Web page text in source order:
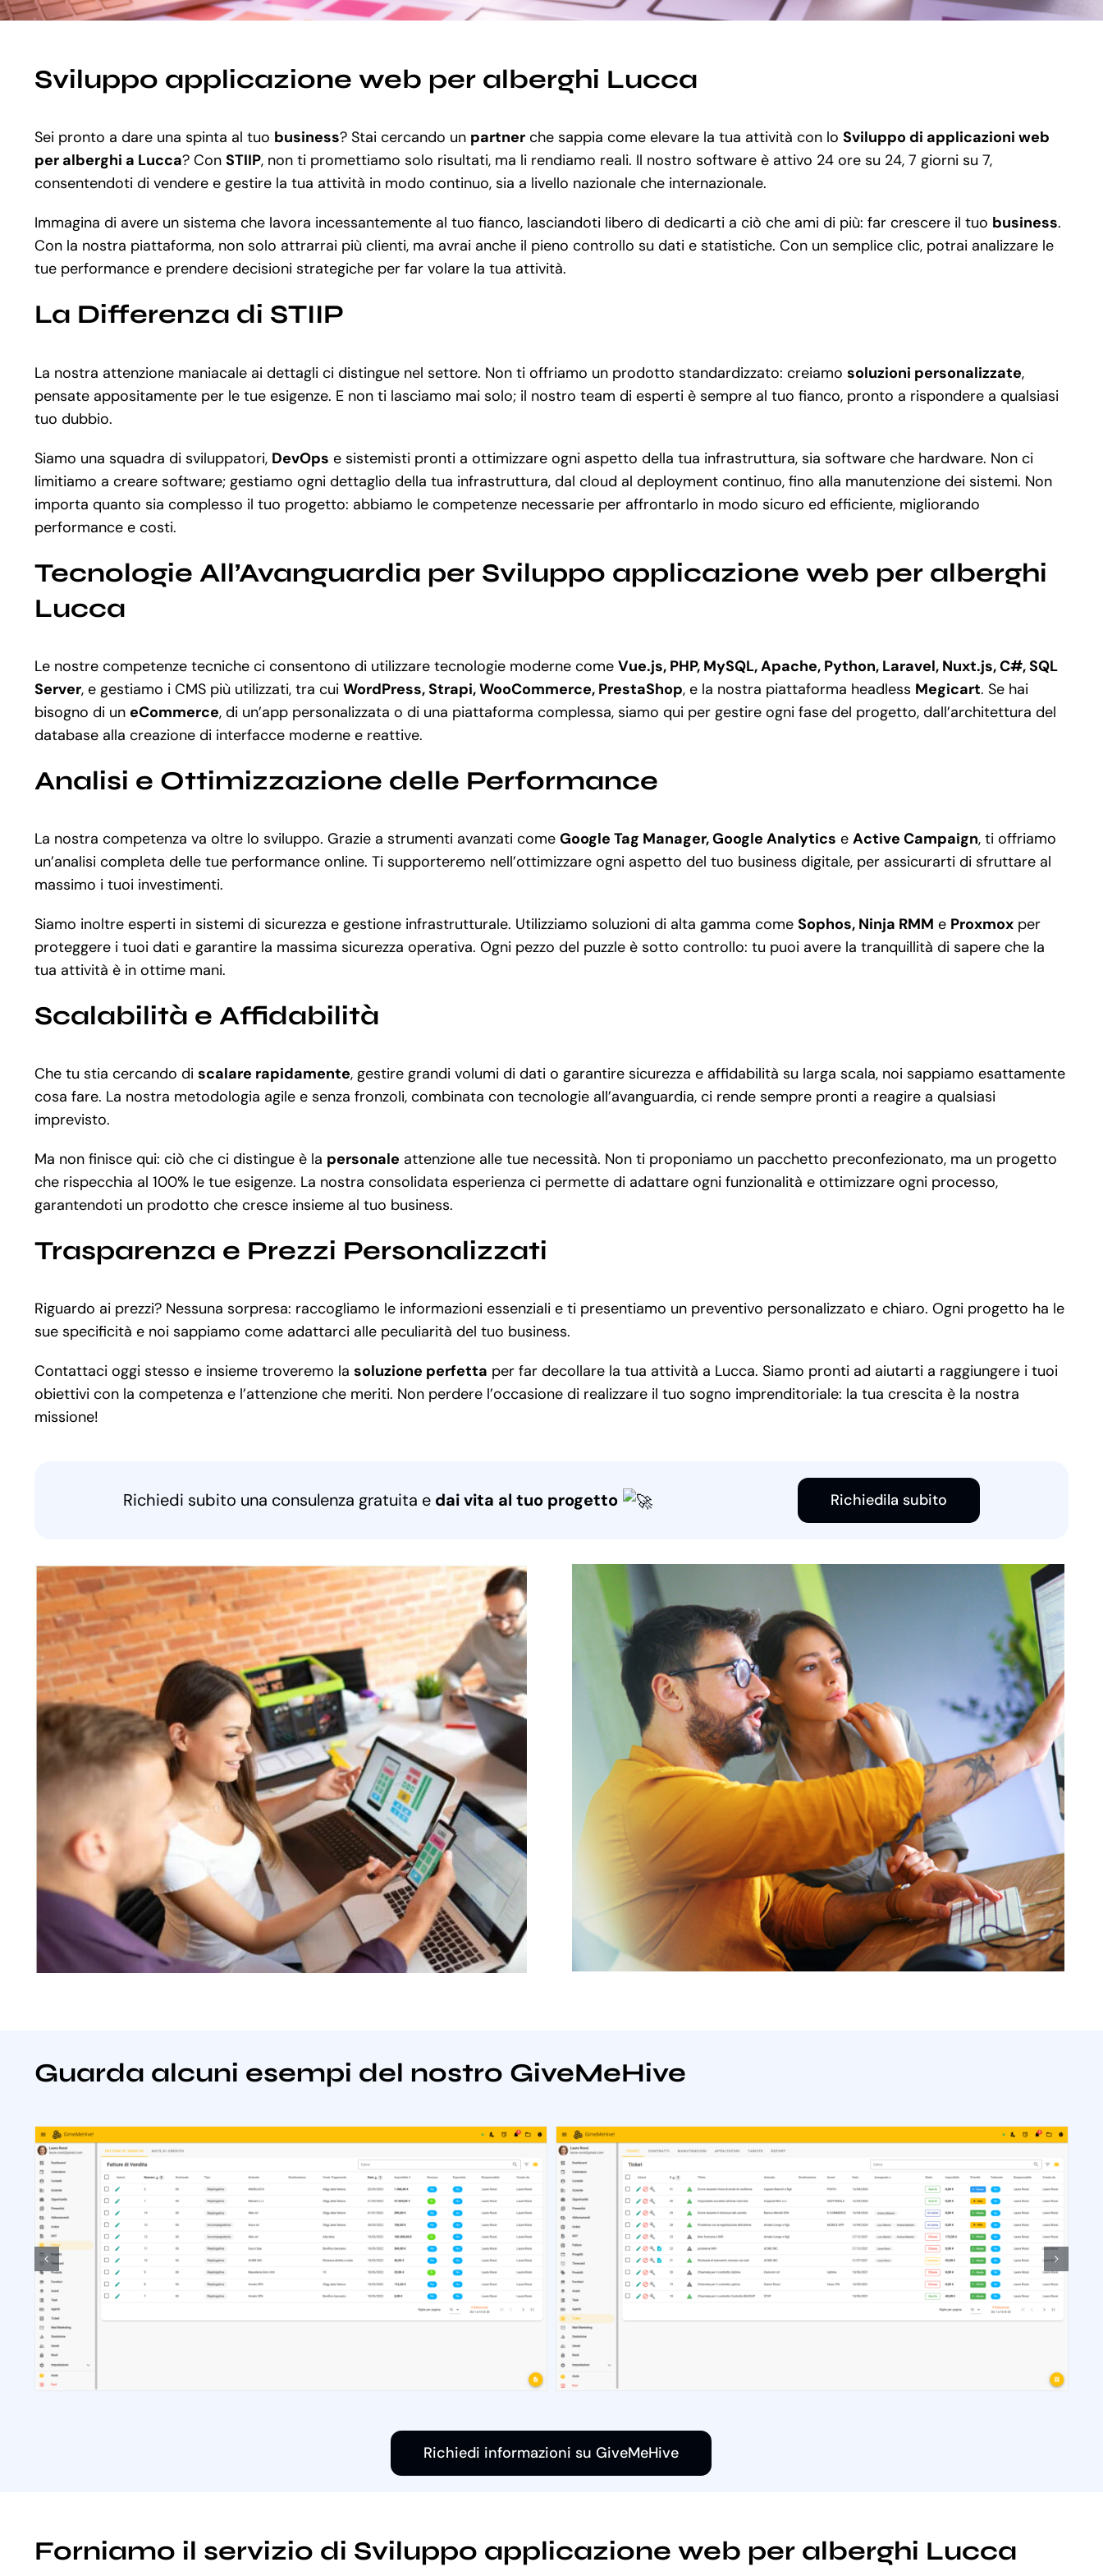
Sviluppo applicazione web per alberghi Lucca
Sei pronto a dare una spinta al tuo business? Stai cercando un partnerche sappia come elevare la tua attività con lo Sviluppo di applicazioni web
per alberghi a Lucca? Con STIIP, non ti promettiamo solo risultati, ma li rendiamo reali. Il nostro software è attivo 24 ore su 24, 7 giorni su 7,
consentendoti di vendere e gestire la tua attività in modo continuo, sia a livello nazionale che internazionale.
Immagina di avere un sistema che lavora incessantemente al tuo fianco, lasciandoti libero di dedicarti a ciò che ami di più: far crescere il tuo business.
Con la nostra piattaforma, non solo attrarrai più clienti, ma avrai anche il pieno controllo su dati e statistiche. Con un semplice clic, potrai analizzare le
tue performance e prendere decisioni strategiche per far volare la tua attività.
La Differenza di STIIP
La nostra attenzione maniacale ai dettagli ci distingue nel settore. Non ti offriamo un prodotto standardizzato: creiamo soluzioni personalizzate,
pensate appositamente per le tue esigenze. E non ti lasciamo mai solo; il nostro team di esperti è sempre al tuo fianco, pronto a rispondere a qualsiasi
tuo dubbio.
Siamo una squadra di sviluppatori, DevOps e sistemisti pronti a ottimizzare ogni aspetto della tua infrastruttura, sia software che hardware. Non ci
limitiamo a creare software; gestiamo ogni dettaglio della tua infrastruttura, dal cloud al deployment continuo, fino alla manutenzione dei sistemi. Non
importa quanto sia complesso il tuo progetto: abbiamo le competenze necessarie per affrontarlo in modo sicuro ed efficiente, migliorando
performance e costi.
Tecnologie All’Avanguardia per Sviluppo applicazione web per alberghi
Lucca
Le nostre competenze tecniche ci consentono di utilizzare tecnologie moderne come Vue.js, PHP, MySQL, Apache, Python, Laravel, Nuxt.js, C#, SQL
Server, e gestiamo i CMS più utilizzati, tra cui WordPress, Strapi, WooCommerce, PrestaShop, e la nostra piattaforma headless Megicart. Se hai
bisogno di un eCommerce, di un’app personalizzata o di una piattaforma complessa, siamo qui per gestire ogni fase del progetto, dall’architettura del
database alla creazione di interfacce moderne e reattive.
Analisi e Ottimizzazione delle Performance
La nostra competenza va oltre lo sviluppo. Grazie a strumenti avanzati come Google Tag Manager, Google Analytics e Active Campaign, ti offriamo
un’analisi completa delle tue performance online. Ti supporteremo nell’ottimizzare ogni aspetto del tuo business digitale, per assicurarti di sfruttare al
massimo i tuoi investimenti.
Siamo inoltre esperti in sistemi di sicurezza e gestione infrastrutturale. Utilizziamo soluzioni di alta gamma come Sophos, Ninja RMM e Proxmoxper
proteggere i tuoi dati e garantire la massima sicurezza operativa. Ogni pezzo del puzzle è sotto controllo: tu puoi avere la tranquillità di sapere che la
tua attività è in ottime mani.
Scalabilità e Affidabilità
Che tu stia cercando di scalare rapidamente, gestire grandi volumi di dati o garantire sicurezza e affidabilità su larga scala, noi sappiamo esattamente
cosa fare. La nostra metodologia agile e senza fronzoli, combinata con tecnologie all’avanguardia, ci rende sempre pronti a reagire a qualsiasi
imprevisto.
Ma non finisce qui: ciò che ci distingue è la personale attenzione alle tue necessità. Non ti proponiamo un pacchetto preconfezionato, ma un progetto
che rispecchia al 100% le tue esigenze. La nostra consolidata esperienza ci permette di adattare ogni funzionalità e ottimizzare ogni processo,
garantendoti un prodotto che cresce insieme al tuo business.
Trasparenza e Prezzi Personalizzati
Riguardo ai prezzi? Nessuna sorpresa: raccogliamo le informazioni essenziali e ti presentiamo un preventivo personalizzato e chiaro. Ogni progetto ha le
sue specificità e noi sappiamo come adattarci alle peculiarità del tuo business.
Contattaci oggi stesso e insieme troveremo la soluzione perfetta per far decollare la tua attività a Lucca. Siamo pronti ad aiutarti a raggiungere i tuoi
obiettivi con la competenza e l’attenzione che meriti. Non perdere l’occasione di realizzare il tuo sogno imprenditoriale: la tua crescita è la nostra
missione!
Richiedi subito una consulenza gratuita e dai vita al tuo progetto Richiedila subito
Guarda alcuni esempi del nostro GiveMeHive
Richiedi informazioni su GiveMeHive
Forniamo il servizio di Sviluppo applicazione web per alberghi Lucca